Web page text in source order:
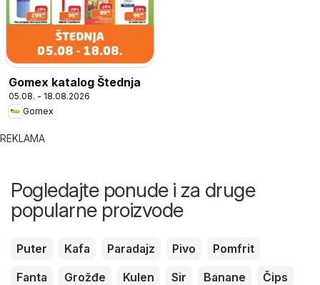
Gomex katalog Štednja
05.08. - 18.08.2026
Gomex
REKLAMA
Pogledajte ponude i za druge
popularne proizvode
Puter Kafa Paradajz Pivo
Pomfrit
Fanta
Grožđe Kulen Sir Banane
Čips